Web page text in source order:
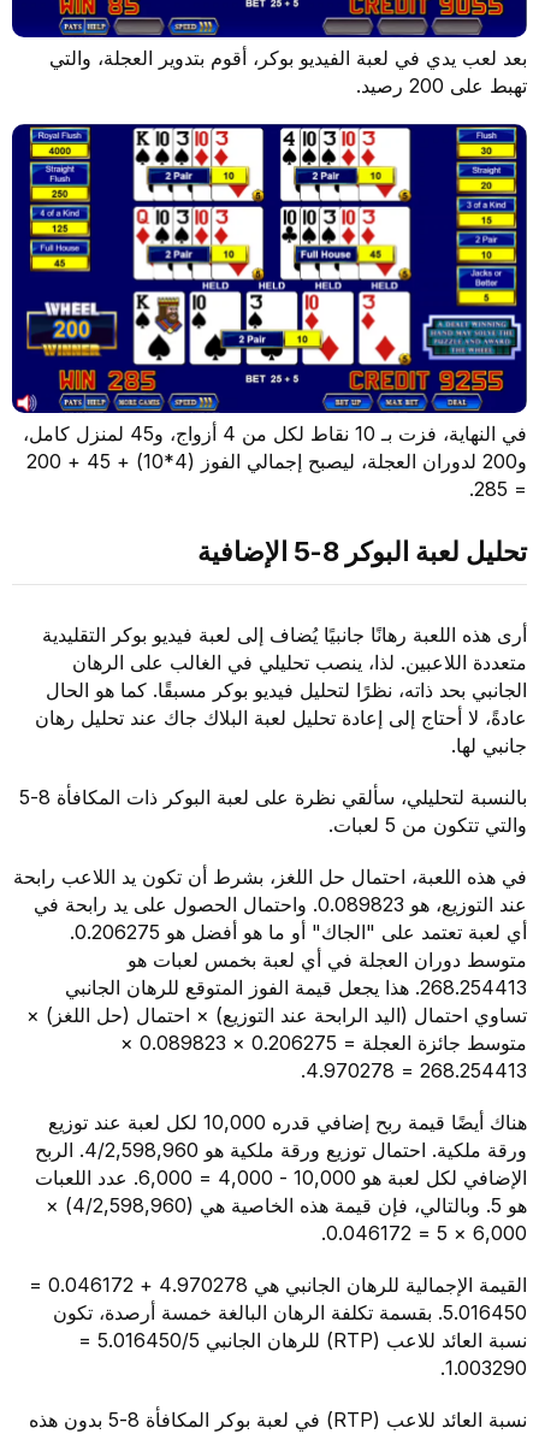
في لعبة الفيديو بوكر، أقوم بتدوير العجلة، والتي
في النهاية، فزت بـ 10 نقاط لكل من 4 أزواج، و45 لمنزل كامل،
و200 لدوران العجلة، ليصبح إجمالي الفوز (4*10) + 45 + 200
8-5 الإضافية
رهانًا جانبيًا يُضاف إلى لعبة فيديو بوكر التقليدية
لذا، ينصب تحليلي في الغالب على الرهان
ذاته، نظرًا لتحليل فيديو بوكر مسبقًا. كما هو الحال
أحتاج إلى إعادة تحليل لعبة البلاك جاك عند تحليل رهان
بالنسبة لتحليلي، سألقي نظرة على لعبة البوكر ذات المكافأة 8-5
من 5 لعبات.
احتمال حل اللغز، بشرط أن تكون يد اللاعب رابحة
عند التوزيع، هو 0.089823. واحتمال الحصول على يد رابحة في
أي لعبة تعتمد على "الجاك" أو ما هو أفضل هو 0.206275.
العجلة في أي لعبة بخمس لعبات هو
268.254413. هذا يجعل قيمة الفوز المتوقع للرهان الجانبي
(اليد الرابحة عند التوزيع) × احتمال (حل اللغز) ×
متوسط جائزة العجلة = 0.206275 × 0.089823 ×
هناك أيضًا قيمة ربح إضافي قدره 10,000 لكل لعبة عند توزيع
ورقة ملكية. احتمال توزيع ورقة ملكية هو 4/2,598,960. الربح
الإضافي لكل لعبة هو 10,000 - 4,000 = 6,000. عدد اللعبات
هو 5. وبالتالي، فإن قيمة هذه الخاصية هي (4/2,598,960) ×
القيمة الإجمالية للرهان الجانبي هي 4.970278 + 0.046172 =
5.016450. بقسمة تكلفة الرهان البالغة خمسة أرصدة، تكون
نسبة العائد للاعب (RTP) للرهان الجانبي 5.016450/5 =
نسبة العائد للاعب (RTP) في لعبة بوكر المكافأة 8-5 بدون هذه